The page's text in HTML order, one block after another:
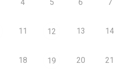
4 5 6 7
11 12 13 14
18 19 20 21